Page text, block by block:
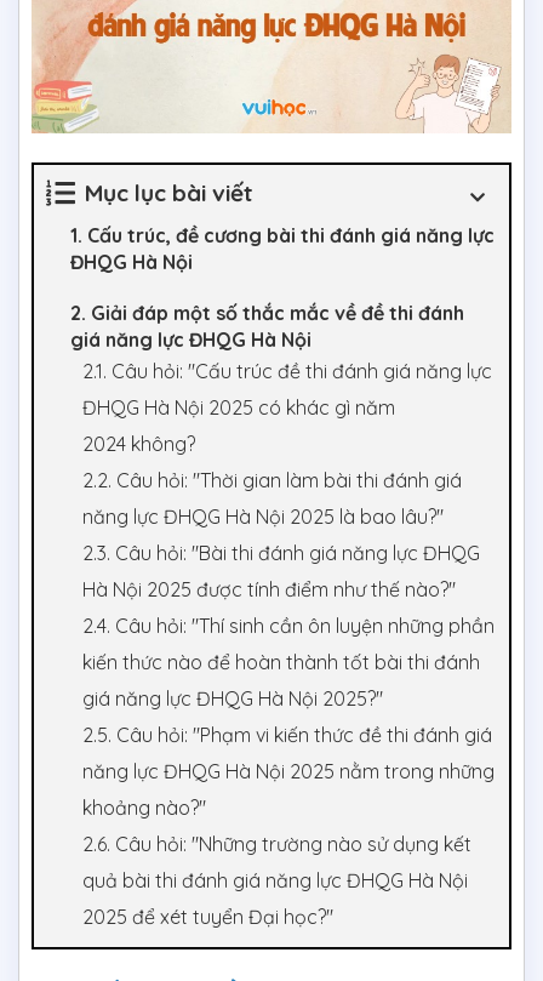
Mục lục bài viết
1. Cấu trúc, đề cương bài thi đánh giá năng lực
ĐHQG Hà Nội
2. Giải đáp một số thắc mắc về đề thi đánh
giá năng lực ĐHQG Hà Nội
2.1. Câu hỏi: "Cấu trúc đề thi đánh giá năng lực
ĐHQG Hà Nội 2025 có khác gì năm
2024 không?
2.2. Câu hỏi: "Thời gian làm bài thi đánh giá
năng lực ĐHQG Hà Nội 2025 là bao lâu?"
2.3. Câu hỏi: "Bài thi đánh giá năng lực ĐHQG
Hà Nội 2025 được tính điểm như thế nào?"
2.4. Câu hỏi: "Thí sinh cần ôn luyện những phần
kiến thức nào để hoàn thành tốt bài thi đánh
giá năng lực ĐHQG Hà Nội 2025?"
2.5. Câu hỏi: "Phạm vi kiến thức đề thi đánh giá
năng lực ĐHQG Hà Nội 2025 nằm trong những
khoảng nào?"
2.6. Câu hỏi: "Những trường nào sử dụng kết
quả bài thi đánh giá năng lực ĐHQG Hà Nội
2025 để xét tuyển Đại học?"